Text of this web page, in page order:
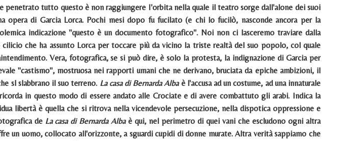
penetrato tutto questo è non raggiungere I'orbita nella quale il teatro sorge dall'alone dei suoi
opera di Garcia Lorca. Pochi mesi dopo fu fucilato (e chi lo fucilò, nasconde ancora per la
indicazione "questo è un documento fotografico". Noi non ci lasceremo traviare dalla
che ha assunto Lorca per toccare più da vicino la triste realtà del suo popolo, col quale
Vera, fotografica, se si può dire, è solo la protesta, la indignazione di Garcia per
"castismo", mostruosa nei rapporti umani che ne derivano, bruciata da epiche ambizioni, il
sl slabbrano il suo terreno. La casa di Bernarda Albaè l'accusa ad un costume, ad una innaturale
in questo modo di essere andato alle Crociate e di avere combattuto gli arabi. Indica la
libertà è quella che si ritrova nella vicendevole persecuzione, nella dispotica oppressione e
deLa casa di Bernarda Albaè qui, nel perimetro di quei vani che escludono ogni altra
un uomo, collocato all'orizzonte, a sguardi cupidi di donne murate. Altra verità sappiamo che